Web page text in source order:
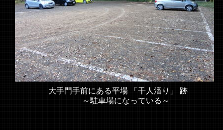
大手門手前にある平場 「千人溜り」 跡
～駐車場になっている～